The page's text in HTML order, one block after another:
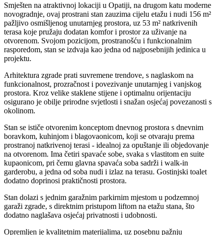
Smješten na atraktivnoj lokaciji u Opatiji, na drugom katu moderne
novogradnje, ovaj prostrani stan zauzima cijelu etažu i nudi 156 m²
pažljivo osmišljenog unutarnjeg prostora, uz 53 m² natkrivenih
terasa koje pružaju dodatan komfor i prostor za uživanje na
otvorenom. Svojom pozicijom, prostranošću i funkcionalnim
rasporedom, stan se izdvaja kao jedna od najposebnijih jedinica u
projektu.
Arhitektura zgrade prati suvremene trendove, s naglaskom na
funkcionalnost, prozračnost i povezivanje unutarnjeg i vanjskog
prostora. Kroz velike staklene stijene i optimalnu orijentaciju
osigurano je obilje prirodne svjetlosti i snažan osjećaj povezanosti s
okolinom.
Stan se ističe otvorenim konceptom dnevnog prostora s dnevnim
boravkom, kuhinjom i blagovaonicom, koji se otvaraju prema
prostranoj natkrivenoj terasi - idealnoj za opuštanje ili objedovanje
na otvorenom. Ima četiri spavaće sobe, svaka s vlastitom en suite
kupaonicom, pri čemu glavna spavaća soba sadrži i walk-in
garderobu, a jedna od soba nudi i izlaz na terasu. Gostinjski toalet
dodatno doprinosi praktičnosti prostora.
Stan dolazi s jednim garažnim parkirnim mjestom u podzemnoj
garaži zgrade, s direktnim pristupom liftom na etažu stana, što
dodatno naglašava osjećaj privatnosti i udobnosti.
Opremljen je kvalitetnim materijalima, uz posebnu pažnju